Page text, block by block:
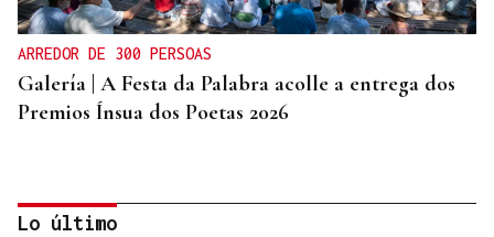
ARREDOR DE 300 PERSOAS
Galería | A Festa da Palabra acolle a entrega dos
Premios Ínsua dos Poetas 2026
Lo último